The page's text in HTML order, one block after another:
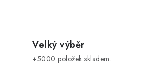
Velký výběr
+5000 položek skladem.